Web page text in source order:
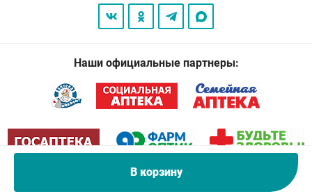
В корзину
Наши официальные партнеры: